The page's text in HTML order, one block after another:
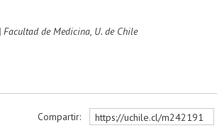
de Medicina, U. de Chile
Compartir: https://uchile.cl/m242191